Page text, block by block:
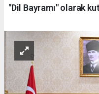
"Dil Bayramı" olarak